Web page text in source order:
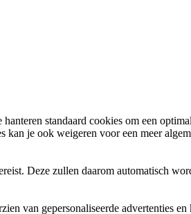
standaard cookies om een
kan je ook weigeren voor een meer
Deze zullen daarom automatisch
van gepersonaliseerde advertenties